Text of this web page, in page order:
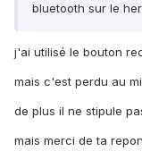
bluetooth sur le
j'ai utilisé le bouton
mais c'est perdu au
de plus il ne stipule
mais merci de ta